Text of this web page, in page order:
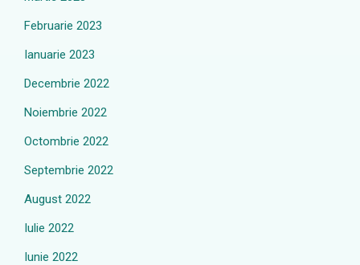
Februarie 2023
Ianuarie 2023
Decembrie 2022
Noiembrie 2022
Octombrie 2022
Septembrie 2022
August 2022
Iulie 2022
Iunie 2022